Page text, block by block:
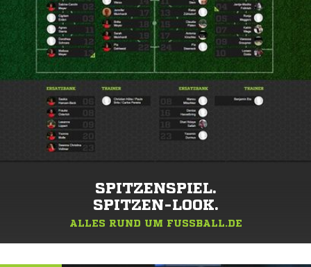
SPITZENSPIEL.
SPITZEN-LOOK.
ALLES RUND UM FUSSBALL.DE